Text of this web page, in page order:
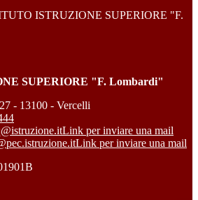
ISTRUZIONE SUPERIORE "F.
SUPERIORE "F. Lombardi"
- 13100 - Vercelli
Link per inviare una mail
Link per inviare una mail